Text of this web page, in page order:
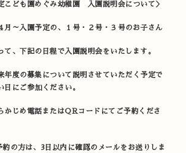
こども園めぐみ幼稚園 入園説明会について＞
月～入園予定の、１号・２号・３号のお子さん
て、下記の日程で入園説明会をいたします。
年度の募集について説明させていただく予定で
日にご参加ください。
かじめ電話またはQRコードにてご予約くださ
約の方は、3日以内に確認のメールをお送りしま